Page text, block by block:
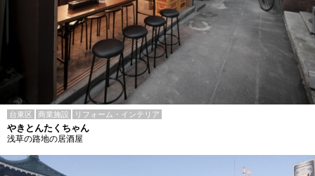
台東区 商業施設 リフォーム・インテリア
やきとんたくちゃん
浅草の路地の居酒屋